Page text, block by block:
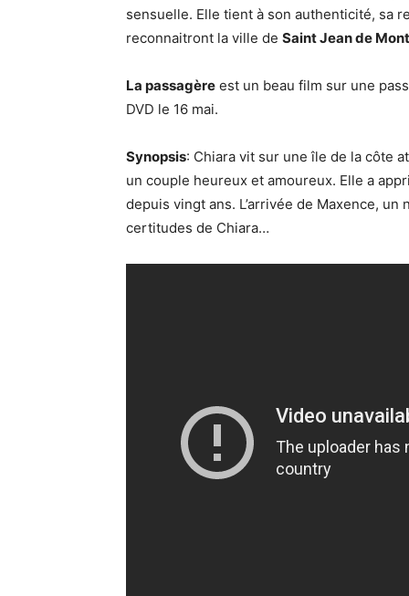
sensuelle. Elle tient à son authenticité, sa
reconnaitront la ville de Saint Jean de
La passagère est un beau film sur une
DVD le 16 mai.
Synopsis: Chiara vit sur une île de la côte
un couple heureux et amoureux. Elle a
depuis vingt ans. L’arrivée de Maxence,
certitudes de Chiara…